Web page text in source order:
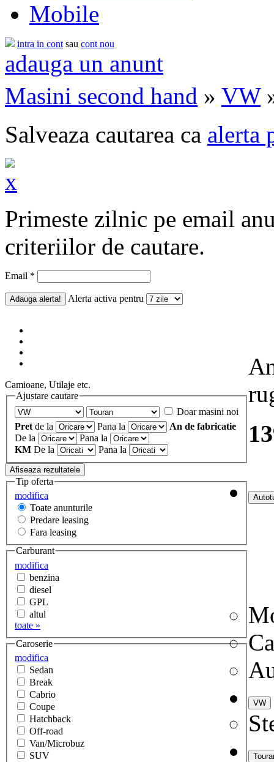
Mobile
intra in cont sau cont nou
adauga un anunt
Masini second hand » VW
Salveaza cautarea ca alerta
Primeste zilnic pe email
criteriilor de cautare.
Email *
Alerta activa pentru
Camioane, Utilaje etc.
Ajustare cautare
Doar masini noi
Pret de la Pana la
An de fabricatie
De la
Pana la
KM De la Pana la
modifica
Tip oferta
Toate anunturile
Predare leasing
Fara leasing
modifica
Carburant
benzina
diesel
GPL
altul
toate »
modifica
Caroserie
Sedan
Break
Cabrio
Coupe
Hatchback
Off-road
Van/Microbuz
SUV